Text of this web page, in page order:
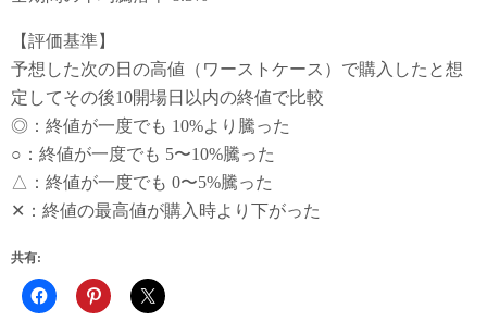
【評価基準】
予想した次の日の高値（ワーストケース）で購入したと想
定してその後10開場日以内の終値で比較
◎：終値が一度でも 10%より騰った
○：終値が一度でも 5〜10%騰った
△：終値が一度でも 0〜5%騰った
✕：終値の最高値が購入時より下がった
共有: